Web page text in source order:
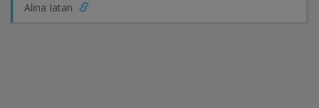
Alina Iatan